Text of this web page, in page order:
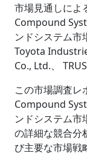
市場見通しに
Compound
ンドシステム市
Toyota
Co., Ltd.、
この市場調査
Compound
ンドシステム市
の詳細な競合分
び主要な市場戦